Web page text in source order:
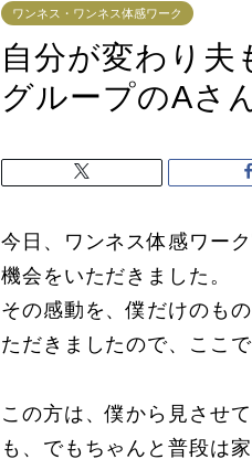
ワンネス・ワンネス体感ワーク
自分が変わり夫
グループのAさ
今日、ワンネス体感ワー
機会をいただきました。
その感動を、僕だけのも
ただきましたので、ここで
この方は、僕から見させ
も、でもちゃんと普段は